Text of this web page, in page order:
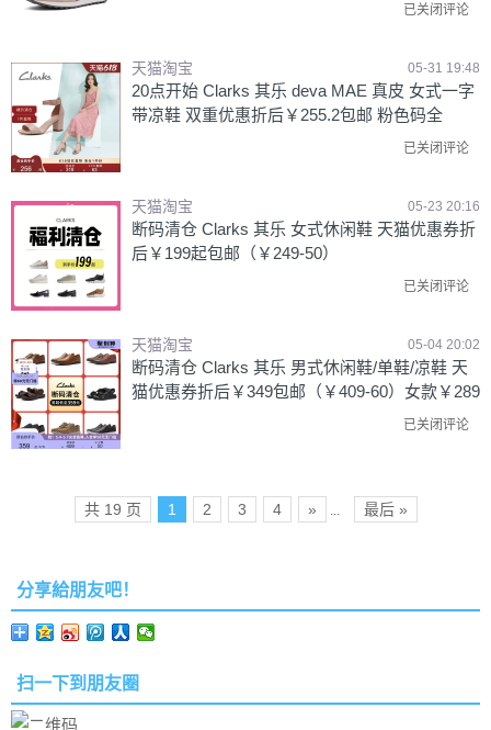
已关闭评论
天猫淘宝 05-31 19:48
20点开始 Clarks 其乐 deva MAE 真皮 女式一字
带凉鞋 双重优惠折后￥255.2包邮 粉色码全
已关闭评论
天猫淘宝 05-23 20:16
断码清仓 Clarks 其乐 女式休闲鞋 天猫优惠券折
后￥199起包邮（￥249-50）
已关闭评论
天猫淘宝 05-04 20:02
断码清仓 Clarks 其乐 男式休闲鞋/单鞋/凉鞋 天
猫优惠券折后￥349包邮（￥409-60）女款￥289
已关闭评论
共 19 页 1 2 3 4 » ... 最后 »
分享給朋友吧！
扫一下到朋友圈